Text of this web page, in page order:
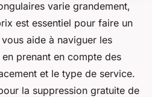
varie grandement,
est essentiel pour faire un
aide à naviguer les
prenant en compte des
et le type de service.
la suppression gratuite de